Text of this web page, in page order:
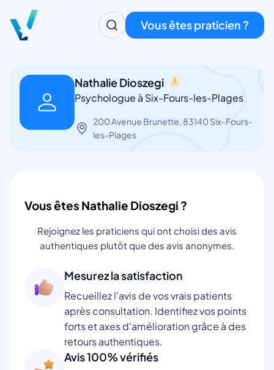
Vous êtes praticien ?
Nathalie Dioszegi
Psychologue à Six-Fours-les-Plages
200 Avenue Brunette, 83140 Six-Fours-
les-Plages
Vous êtes Nathalie Dioszegi ?
Rejoignez les praticiens qui ont choisi des avis
authentiques plutôt que des avis anonymes.
Mesurez la satisfaction
Recueillez l'avis de vos vrais patients
après consultation. Identifiez vos points
forts et axes d'amélioration grâce à des
retours authentiques.
Avis 100% vérifiés